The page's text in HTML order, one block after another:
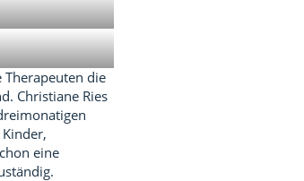
die
Christiane Ries
eine